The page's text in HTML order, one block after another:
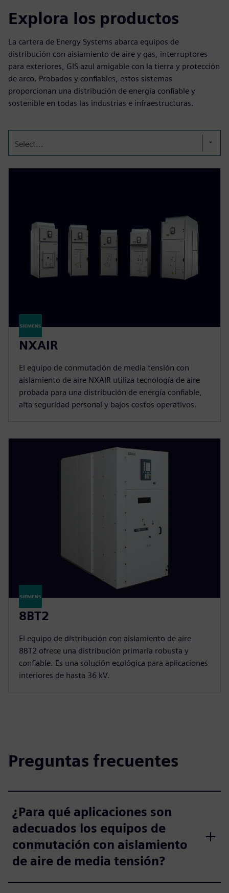
Explora los productos
La cartera de Energy Systems abarca equipos de
distribución con aislamiento de aire y gas, interruptores
para exteriores, GIS azul amigable con la tierra y protección
de arco. Probados y confiables, estos sistemas
proporcionan una distribución de energía confiable y
sostenible en todas las industrias e infraestructuras.
Select...
NXAIR
El equipo de conmutación de media tensión con
aislamiento de aire NXAIR utiliza tecnología de aire
probada para una distribución de energía confiable,
alta seguridad personal y bajos costos operativos.
8BT2
El equipo de distribución con aislamiento de aire
8BT2 ofrece una distribución primaria robusta y
confiable. Es una solución ecológica para aplicaciones
interiores de hasta 36 kV.
Preguntas frecuentes
¿Para qué aplicaciones son
adecuados los equipos de
conmutación con aislamiento
de aire de media tensión?